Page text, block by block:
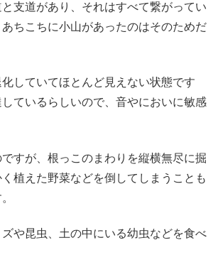
と支道があり、それはすべて繋がってい
ちこちに小山があったのはそのためだ
していてほとんど見えない状態です
ているらしいので、音やにおいに敏感
すが、根っこのまわりを縦横無尽に掘
植えた野菜などを倒してしまうことも
や昆虫、土の中にいる幼虫などを食べ